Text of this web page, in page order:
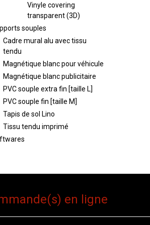
Vinyle covering
transparent (3D)
souples
Cadre mural alu avec tissu
tendu
Magnétique blanc pour véhicule
Magnétique blanc publicitaire
PVC souple extra fin [taille L]
PVC souple fin [taille M]
Tapis de sol Lino
Tissu tendu imprimé
en ligne